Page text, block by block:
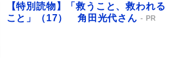
【特別読物】「救うこと、救われる
こと」（17） 角田光代さん
PR